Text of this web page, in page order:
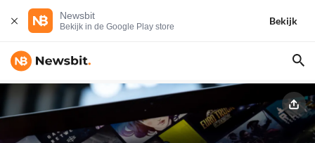
Newsbit
Bekijk in de Google Play store
Bekijk